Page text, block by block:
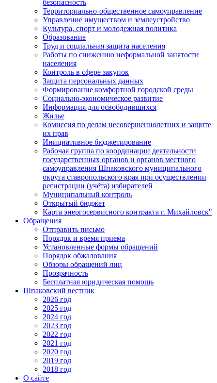
безопасность
Территориально-общественное самоуправление
Управление имуществом и землеустройство
Культура, спорт и молодежная политика
Образование
Труд и социальная защита населения
Работы по снижению неформальной занятости
населения
Контроль в сфере закупок
Защита персональных данных
Формирование комфортной городской среды
Социально-экономическое развитие
Информация для освободившихся
Жилье
Комиссия по делам несовершеннолетних и защите
их прав
Инициативное бюджетирование
Рабочая группа по координации деятельности
государственных органов и органов местного
самоуправления Шпаковского муниципального
округа ставропольского края при осуществлении
регистрации (учёта) избирателей
Муниципальный контроль
Открытый бюджет
Карта энергосервисного контракта г. Михайловск"
Обращения
Отправить письмо
Порядок и время приема
Установленные формы обращений
Порядок обжалования
Обзоры обращений лиц
Прозрачность
Бесплатная юридическая помощь
Шпаковский вестник
2026 год
2025 год
2024 год
2023 год
2022 год
2021 год
2020 год
2019 год
2018 год
О сайте